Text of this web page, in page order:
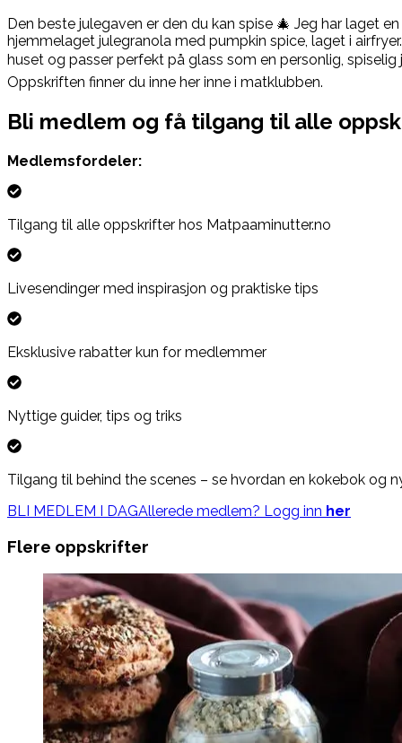
Den beste julegaven er den du kan spise 🎄 Jeg har laget
hjemmelaget julegranola med pumpkin spice, laget i
huset og passer perfekt på glass som en personlig,
Oppskriften finner du inne her inne i matklubben.
Bli medlem og få tilgang til alle
Medlemsfordeler:
Tilgang til alle oppskrifter hos Matpaaminutter.no
Livesendinger med inspirasjon og praktiske tips
Eksklusive rabatter kun for medlemmer
Nyttige guider, tips og triks
Tilgang til behind the scenes – se hvordan en kokebok og
BLI MEDLEM I DAGAllerede medlem? Logg inn her
Flere oppskrifter